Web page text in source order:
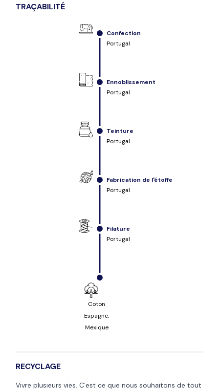
TRAÇABILITÉ
Confection
Portugal
Ennoblissement
Portugal
Teinture
Portugal
Fabrication de l'étoffe
Portugal
Filature
Portugal
Coton
Espagne,
Mexique
RECYCLAGE
Vivre plusieurs vies. C’est ce que nous souhaitons de tout